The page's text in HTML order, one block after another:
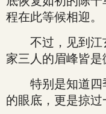
程在此等候相迎。
不过，见到江
家三人的眉峰皆是
特别是知道四
的眼底，更是掠过